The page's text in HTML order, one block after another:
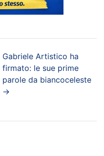
Gabriele Artistico ha
firmato: le sue prime
parole da biancoceleste
→